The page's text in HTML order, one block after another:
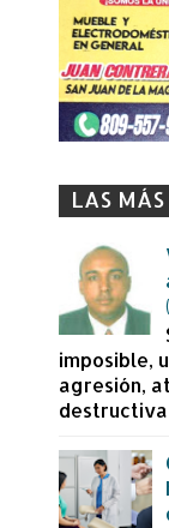
LAS
imposible,
agresión,
destructiva